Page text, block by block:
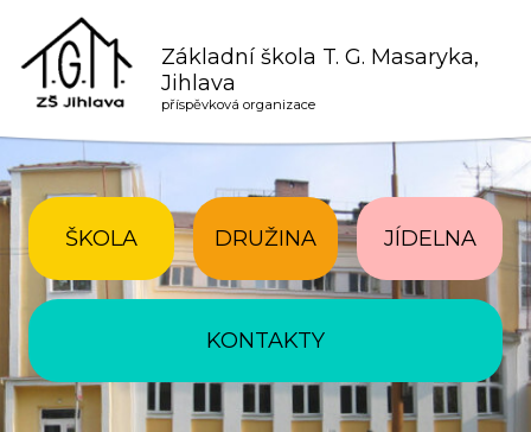
Základní škola T. G. Masaryka,
Jihlava
příspěvková organizace
ŠKOLA DRUŽINA JÍDELNA
KONTAKTY